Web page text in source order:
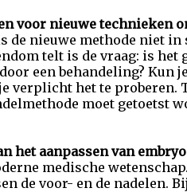
voor nieuwe technieken
de nieuwe methode niet in
telt is de vraag: is
een behandeling? Kun
verplicht het te
moet getoetst
het aanpassen van
medische
de voor- en de nadelen.